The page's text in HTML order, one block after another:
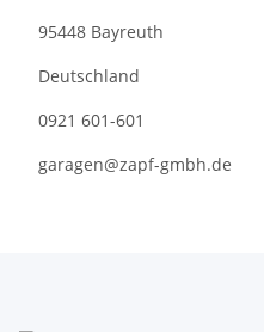
95448 Bayreuth
Deutschland
0921 601-601
garagen@zapf-gmbh.de